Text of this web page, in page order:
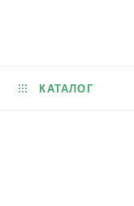
КАТАЛОГ